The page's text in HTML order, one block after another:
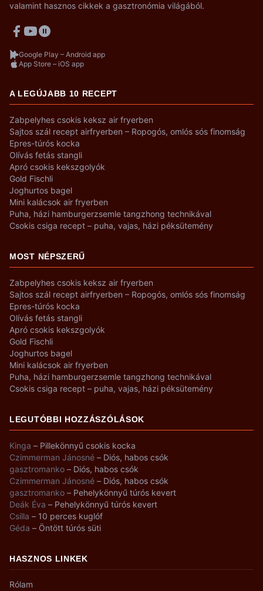
valamint hasznos cikkek a gasztronómia világából.
Google Play – Android app
App Store – iOS app
A LEGÚJABB 10 RECEPT
Zabpelyhes csokis keksz air fryerben
Sajtos szál recept airfryerben – Ropogós, omlós sós finomság
Epres-túrós kocka
Olívás fetás stangli
Apró csokis kekszgolyók
Gold Fischli
Joghurtos bagel
Mini kalácsok air fryerben
Puha, házi hamburgerzsemle tangzhong technikával
Csokis csiga recept – puha, vajas, házi péksütemény
MOST NÉPSZERŰ
Zabpelyhes csokis keksz air fryerben
Sajtos szál recept airfryerben – Ropogós, omlós sós finomság
Epres-túrós kocka
Olívás fetás stangli
Apró csokis kekszgolyók
Gold Fischli
Joghurtos bagel
Mini kalácsok air fryerben
Puha, házi hamburgerzsemle tangzhong technikával
Csokis csiga recept – puha, vajas, házi péksütemény
LEGUTÓBBI HOZZÁSZÓLÁSOK
Kinga – Pillekönnyű csokis kocka
Czimmerman Jánosné – Diós, habos csók
gasztromanko – Diós, habos csók
Czimmerman Jánosné – Diós, habos csók
gasztromanko – Pehelykönnyű túrós kevert
Deák Éva – Pehelykönnyű túrós kevert
Csilla – 10 perces kuglóf
Géda – Öntött túrós süti
HASZNOS LINKEK
Rólam